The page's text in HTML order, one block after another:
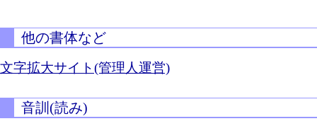
他の書体など
文字拡大サイト(管理人運営)
音訓(読み)